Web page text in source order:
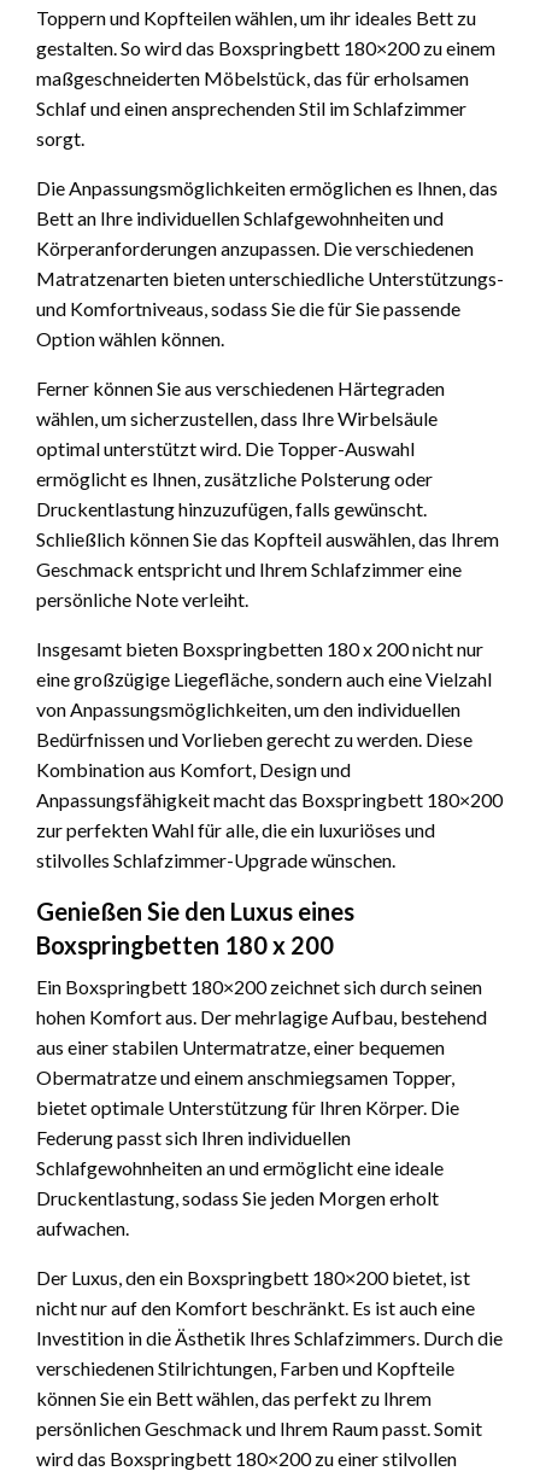
Toppern und Kopfteilen wählen, um ihr ideales Bett zu
gestalten. So wird das Boxspringbett 180×200 zu einem
maßgeschneiderten Möbelstück, das für erholsamen
Schlaf und einen ansprechenden Stil im Schlafzimmer
sorgt.
Die Anpassungsmöglichkeiten ermöglichen es Ihnen, das
Bett an Ihre individuellen Schlafgewohnheiten und
Körperanforderungen anzupassen. Die verschiedenen
Matratzenarten bieten unterschiedliche Unterstützungs-
und Komfortniveaus, sodass Sie die für Sie passende
Option wählen können.
Ferner können Sie aus verschiedenen Härtegraden
wählen, um sicherzustellen, dass Ihre Wirbelsäule
optimal unterstützt wird. Die Topper-Auswahl
ermöglicht es Ihnen, zusätzliche Polsterung oder
Druckentlastung hinzuzufügen, falls gewünscht.
Schließlich können Sie das Kopfteil auswählen, das Ihrem
Geschmack entspricht und Ihrem Schlafzimmer eine
persönliche Note verleiht.
Insgesamt bieten Boxspringbetten 180 x 200 nicht nur
eine großzügige Liegefläche, sondern auch eine Vielzahl
von Anpassungsmöglichkeiten, um den individuellen
Bedürfnissen und Vorlieben gerecht zu werden. Diese
Kombination aus Komfort, Design und
Anpassungsfähigkeit macht das Boxspringbett 180×200
zur perfekten Wahl für alle, die ein luxuriöses und
stilvolles Schlafzimmer-Upgrade wünschen.
Genießen Sie den Luxus eines
Boxspringbetten 180 x 200
Ein Boxspringbett 180×200 zeichnet sich durch seinen
hohen Komfort aus. Der mehrlagige Aufbau, bestehend
aus einer stabilen Untermatratze, einer bequemen
Obermatratze und einem anschmiegsamen Topper,
bietet optimale Unterstützung für Ihren Körper. Die
Federung passt sich Ihren individuellen
Schlafgewohnheiten an und ermöglicht eine ideale
Druckentlastung, sodass Sie jeden Morgen erholt
aufwachen.
Der Luxus, den ein Boxspringbett 180×200 bietet, ist
nicht nur auf den Komfort beschränkt. Es ist auch eine
Investition in die Ästhetik Ihres Schlafzimmers. Durch die
verschiedenen Stilrichtungen, Farben und Kopfteile
können Sie ein Bett wählen, das perfekt zu Ihrem
persönlichen Geschmack und Ihrem Raum passt. Somit
wird das Boxspringbett 180×200 zu einer stilvollen